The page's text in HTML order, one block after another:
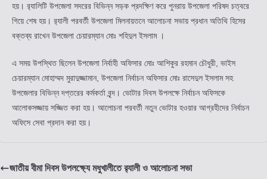
হয়। র‌্যালিটি উপজেলা সদরের বিভিন্ন সড়ক প্রদক্ষিণ করে পুনরায় উপজেলা পরিষদ চত্বরে
গিয়ে শেষ হয়। র‌্যালী পরবর্তী উপজেলা মিলনায়তনে আলোচনা সভায় প্রধান অতিথি হিসের
বক্তব্য রাখেন উপজেলা চেয়ারম্যান মোঃ শহিদুল ইসলাম ।
এ সময় উপস্থিত ছিলেন উপজেলা নির্বাহী অফিসার মোঃ আশিকুর রহমান চৌধুরী, ভাইস
চেয়ারম্যান মোহাম্মদ মুরাদুজ্জামান, উপজেলা নির্বাচন অফিসার মোঃ রাসেদুল ইসলাম সহ
উপজেলার বিভিন্ন দপ্তরের কর্মকর্তা বৃন্দ। ভোটার দিবস উপলক্ষে নির্বাচন অফিসকে
আলোকসজ্জায় সজ্জিত করা হয়। আলোচনা পরবর্তী নতুন ভোটার হওয়ার আগ্রহীদের নির্বাচন
অফিসে সেবা প্রদান করা হয়।
জাতীয় বীমা দিবস উপলক্ষ্যে মধুখালীতে র‌্যালী ও আলোচনা সভা